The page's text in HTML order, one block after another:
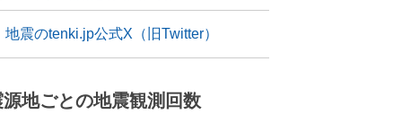
地震のtenki.jp公式X（旧Twitter）
源地ごとの地震観測回数